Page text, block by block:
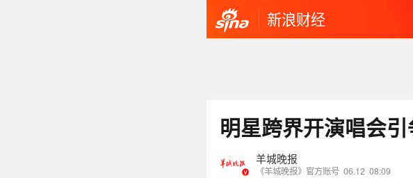
新浪财经
明星跨界开演唱会
羊城晚报
《羊城晚报》官方账号 06.12 08:09